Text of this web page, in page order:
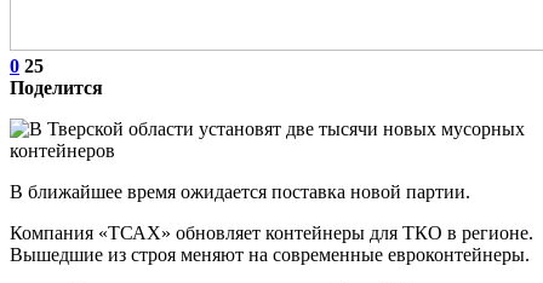
0 25
Поделится
В ближайшее время ожидается поставка новой партии.
Компания «ТСАХ» обновляет контейнеры для ТКО в регионе.
Вышедшие из строя меняют на современные евроконтейнеры.